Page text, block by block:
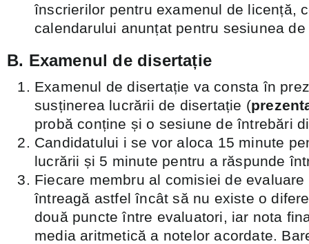
înscrierilor pentru examenul de licență,
calendarului anunțat pentru sesiunea
B. Examenul de disertație
Examenul de disertație va consta în
susținerea lucrării de disertație (
probă conține și o sesiune de întrebări
Candidatului i se vor aloca 15 minute
lucrării și 5 minute pentru a răspunde
Fiecare membru al comisiei de
întreagă astfel încât să nu existe o
două puncte între evaluatori, iar nota
media aritmetică a notelor acordate.